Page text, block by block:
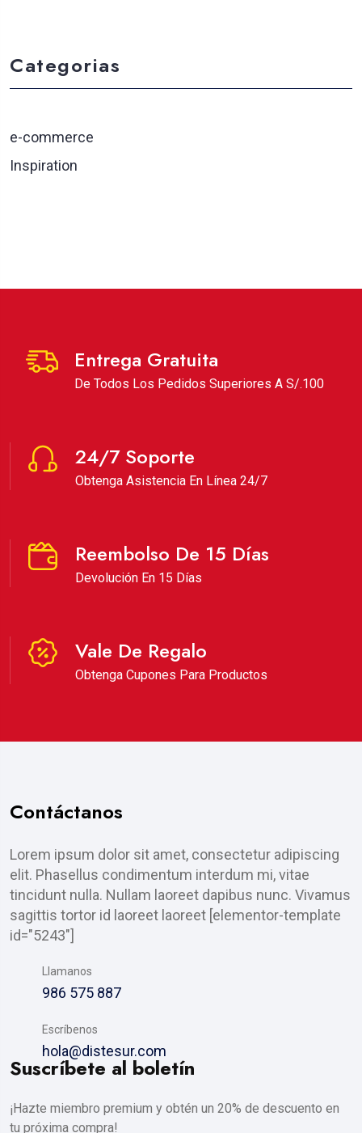
Categorias
e-commerce
Inspiration
Entrega Gratuita
De Todos Los Pedidos Superiores A S/.100
24/7 Soporte
Obtenga Asistencia En Línea 24/7
Reembolso De 15 Días
Devolución En 15 Días
Vale De Regalo
Obtenga Cupones Para Productos
Contáctanos
Lorem ipsum dolor sit amet, consectetur adipiscing
elit. Phasellus condimentum interdum mi, vitae
tincidunt nulla. Nullam laoreet dapibus nunc. Vivamus
sagittis tortor id laoreet laoreet [elementor-template
id="5243"]
Llamanos
986 575 887
Escríbenos
hola@distesur.com
Suscríbete al boletín
¡Hazte miembro premium y obtén un 20% de descuento en
tu próxima compra!